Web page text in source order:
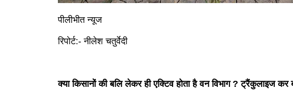
पीलीभीत न्यूज
रिपोर्ट:- नीलेश चतुर्वेदी
क्या किसानों की बलि लेकर ही एक्टिव होता है वन विभाग ? ट्रैंकुलाइज कर